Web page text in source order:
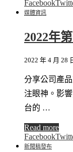
Facebook
媒體資訊
2022年
2022 年 4 月 28
分享公司產
注眼神。影
台的 …
Read more
Facebook
新聞稿發布